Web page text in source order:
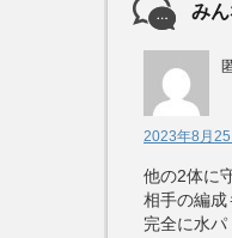
み
2023年8月
他の2体に
相手の編成
完全に水